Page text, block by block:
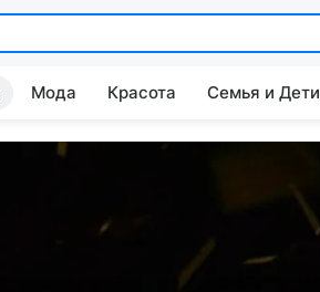
Мода Красота Семья и Дети